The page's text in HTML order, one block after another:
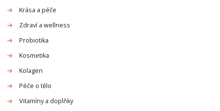
Krása a péče
Zdraví a wellness
Probiotika
Kosmetika
Kolagen
Péče o tělo
Vitamíny a doplňky